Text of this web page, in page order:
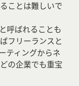
ことは難しいで
呼ばれることも
フリーランスと
ティングからネ
の企業でも重宝